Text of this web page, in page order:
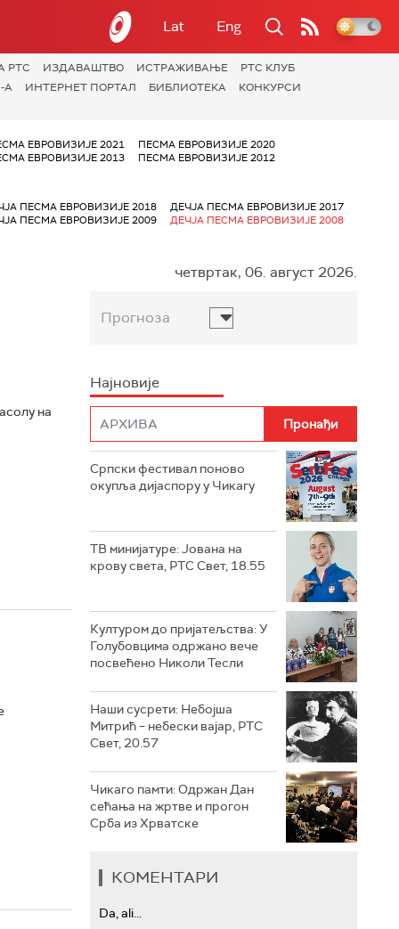
Lat Eng
РТС ИЗДАВАШТВО ИСТРАЖИВАЊЕ
РТС КЛУБ
А ИНТЕРНЕТ ПОРТАЛ БИБЛИОТЕКА
КОНКУРСИ
ЕВРОВИЗИЈЕ 2021
ПЕСМА ЕВРОВИЗИЈЕ 2020
ЕВРОВИЗИЈЕ 2013
ПЕСМА ЕВРОВИЗИЈЕ 2012
ПЕСМА ЕВРОВИЗИЈЕ 2018
ДЕЧЈА ПЕСМА ЕВРОВИЗИЈЕ 2017
ПЕСМА ЕВРОВИЗИЈЕ 2009
ДЕЧЈА ПЕСМА ЕВРОВИЗИЈЕ 2008
на
четвртак, 06. август 2026.
Прогноза
Најновије
Српски фестивал поново
окупља дијаспору у Чикагу
ТВ минијатуре: Јована на
крову света, РТС Свет, 18.55
Културом до пријатељства: У
Голубовцима одржано вече
посвећено Николи Тесли
Наши сусрети: Небојша
Митрић – небески вајар, РТС
Свет, 20.57
Чикаго памти: Одржан Дан
сећања на жртве и прогон
Срба из Хрватске
КОМЕНТАРИ
Da, ali...